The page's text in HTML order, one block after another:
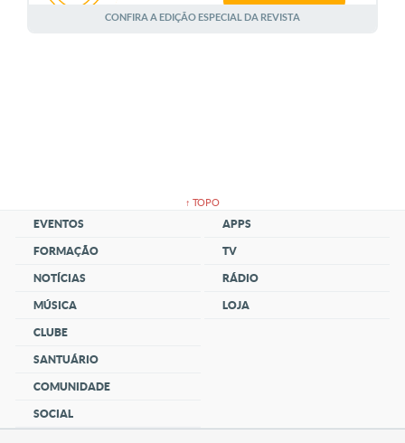
AGOSTO
CONFIRA A EDIÇÃO ESPECIAL DA REVISTA
↑ TOPO
EVENTOS
FORMAÇÃO
NOTÍCIAS
MÚSICA
CLUBE
SANTUÁRIO
COMUNIDADE
SOCIAL
APPS
TV
RÁDIO
LOJA